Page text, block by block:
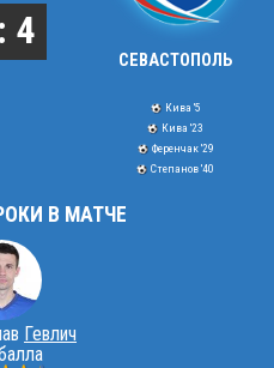
4
СЕВАСТОПОЛЬ
Кива '5
Кива '23
Ференчак '29
Степанов '40
В МАТЧЕ
Гевлич